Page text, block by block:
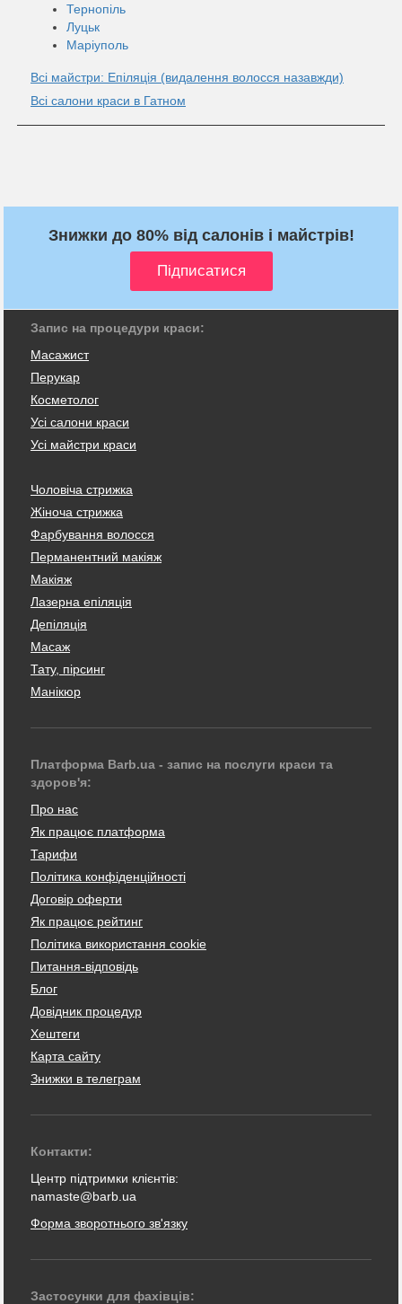
Тернопіль
Луцьк
Маріуполь
Всі майстри: Епіляція (видалення волосся назавжди)
Всі салони краси в Гатном
Знижки до 80% від салонів і майстрів!
Запис на процедури краси:
Масажист
Перукар
Косметолог
Усі салони краси
Усі майстри краси
Чоловіча стрижка
Жіноча стрижка
Фарбування волосся
Перманентний макіяж
Макіяж
Лазерна епіляція
Депіляція
Масаж
Тату, пірсинг
Манікюр
Платформа Barb.ua - запис на послуги краси та
здоров'я:
Про нас
Як працює платформа
Тарифи
Політика конфіденційності
Договір оферти
Як працює рейтинг
Політика використання cookie
Питання-відповідь
Блог
Довідник процедур
Хештеги
Карта сайту
Знижки в телеграм
Контакти:
Центр підтримки клієнтів:
namaste@barb.ua
Форма зворотнього зв'язку
Застосунки для фахівців: